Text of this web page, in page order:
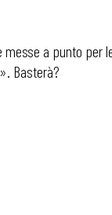
a punto per
Basterà?